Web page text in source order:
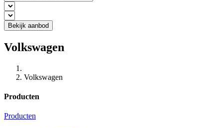
Bekijk aanbod
Volkswagen
Volkswagen
Producten
Producten